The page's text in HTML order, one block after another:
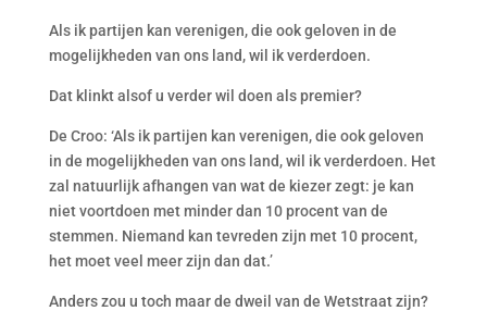
Als ik partijen kan verenigen, die ook geloven in de
mogelijkheden van ons land, wil ik verderdoen.
Dat klinkt alsof u verder wil doen als premier?
De Croo: ‘Als ik partijen kan verenigen, die ook geloven
in de mogelijkheden van ons land, wil ik verderdoen. Het
zal natuurlijk afhangen van wat de kiezer zegt: je kan
niet voortdoen met minder dan 10 procent van de
stemmen. Niemand kan tevreden zijn met 10 procent,
het moet veel meer zijn dan dat.’
Anders zou u toch maar de dweil van de Wetstraat zijn?